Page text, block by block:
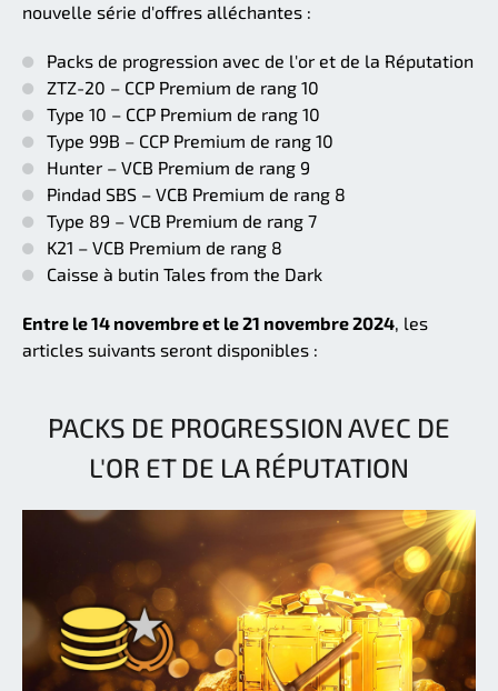
nouvelle série d'offres alléchantes :
Packs de progression avec de l'or et de la Réputation
ZTZ-20 – CCP Premium de rang 10
Type 10 – CCP Premium de rang 10
Type 99B – CCP Premium de rang 10
Hunter – VCB Premium de rang 9
Pindad SBS – VCB Premium de rang 8
Type 89 – VCB Premium de rang 7
K21 – VCB Premium de rang 8
Caisse à butin Tales from the Dark
Entre le 14 novembre et le 21 novembre 2024, les
articles suivants seront disponibles :
PACKS DE PROGRESSION AVEC DE
L'OR ET DE LA RÉPUTATION